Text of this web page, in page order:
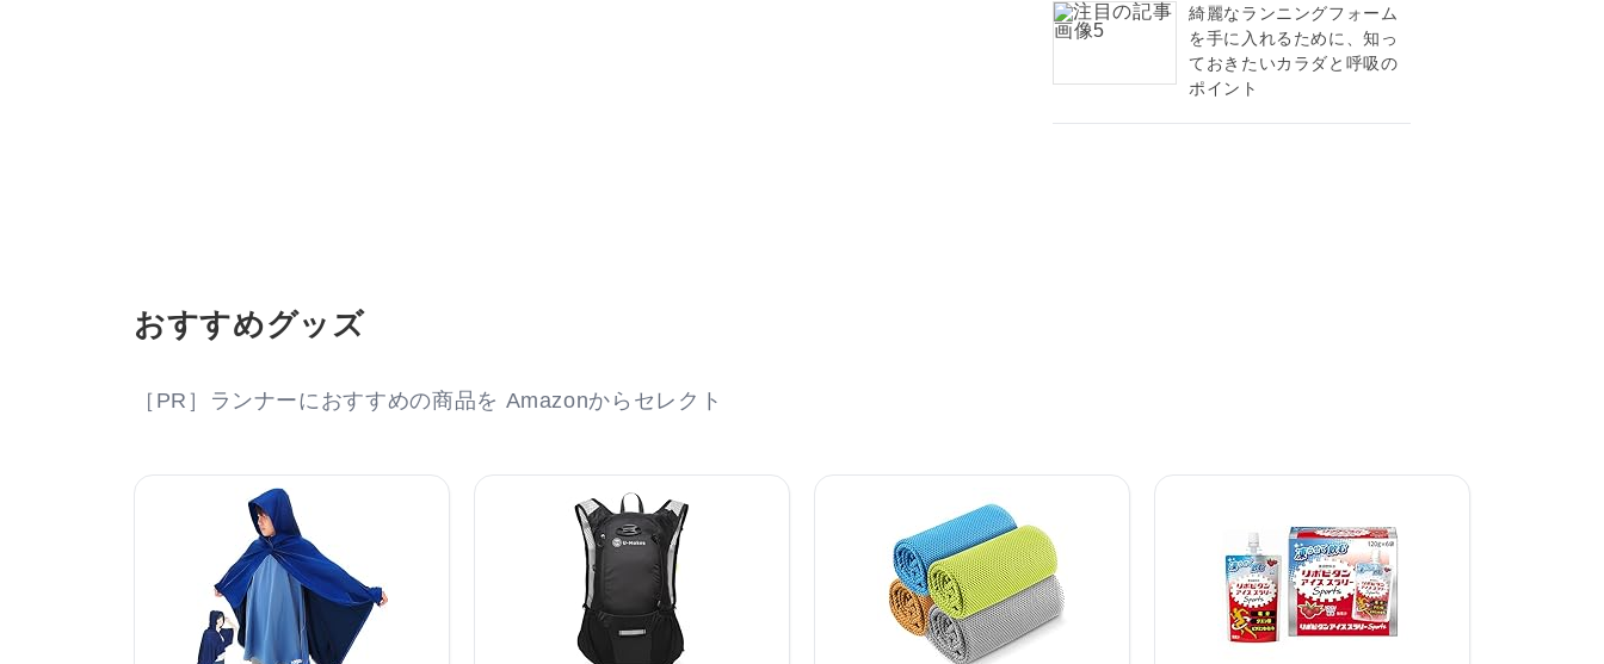
綺麗なランニングフォーム
を手に入れるために、知っ
ておきたいカラダと呼吸の
ポイント
おすすめグッズ
［PR］ランナーにおすすめの商品を Amazonからセレクト